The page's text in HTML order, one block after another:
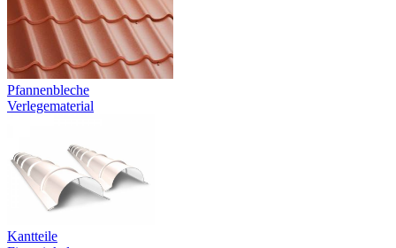
Pfannenbleche
Verlegematerial
Kantteile